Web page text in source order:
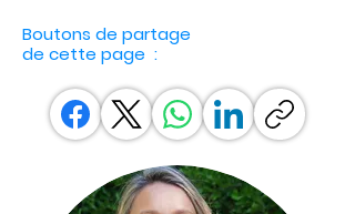
Boutons de partage
de cette page :